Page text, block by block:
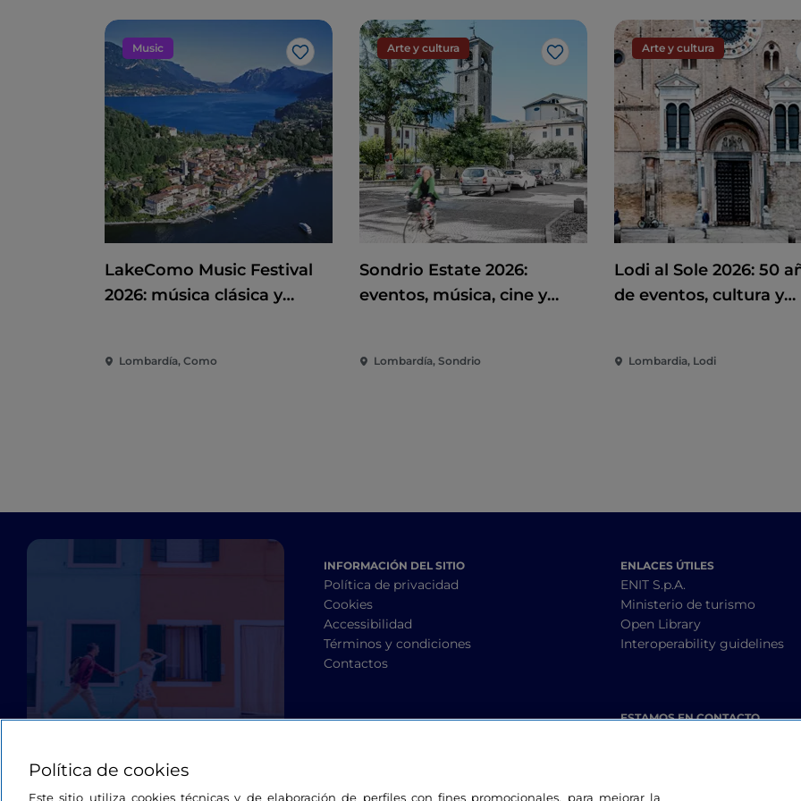
Music
Me gusta
LakeComo Music Festival
2026: música clásica y
Como
Lombardía, Como
Arte y cultura
Me gusta
Sondrio Estate 2026:
eventos, música, cine y
Lombardía, Sondrio
Arte y cultura
Lodi al Sole 2026: 50
de eventos, cultura y
Lombardia, Lodi
INFORMACIÓN DEL SITIO
Política de privacidad
Cookies
Accessibilidad
Términos y condiciones
Contactos
ENLACES ÚTILES
ENIT S.p.A.
Ministerio de turismo
Open Library
Interoperability guidelines
ESTAMOS EN CONTACTO
Política de cookies
Este sitio utiliza cookies técnicas y de elaboración de perfiles con fines promocionales, para mejorar la